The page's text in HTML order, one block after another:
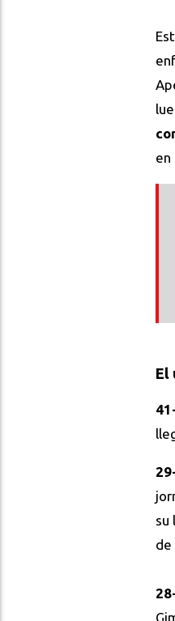
en
El
su
de